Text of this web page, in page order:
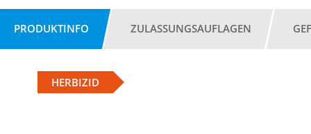
PRODUKTINFO ZULASSUNGSAUFLAGEN
HERBIZID